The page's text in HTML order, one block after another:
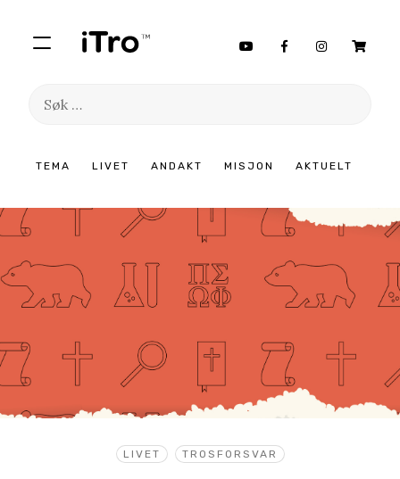
TEMA LIVET ANDAKT MISJON AKTUELT
Søk
innhold
LIVET TROSFORSVAR